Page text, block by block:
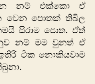
නම් එක්කො ඒ
වෙන පොතක් තිබිල
සිරාම පොත. ඒත්
නම් මම වුනත් ඒ
ටික නොකියවාම